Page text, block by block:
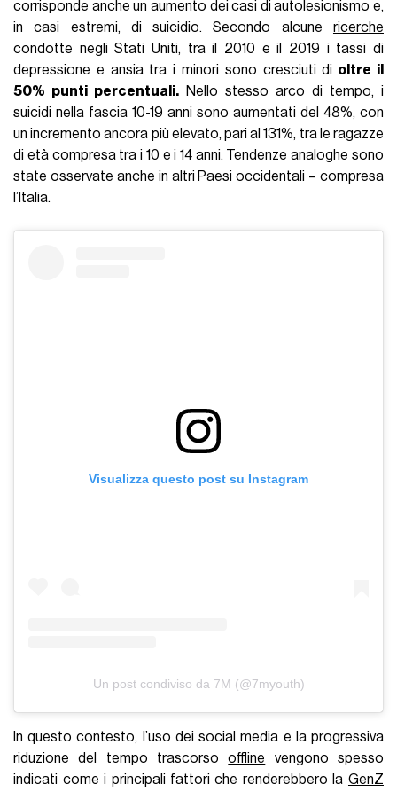
corrisponde anche un aumento dei casi di autolesionismo e,
in casi estremi, di suicidio. Secondo alcune ricerche
condotte negli Stati Uniti, tra il 2010 e il 2019 i tassi di
depressione e ansia tra i minori sono cresciuti di oltre il
50% punti percentuali. Nello stesso arco di tempo, i
suicidi nella fascia 10-19 anni sono aumentati del 48%, con
un incremento ancora più elevato, pari al 131%, tra le ragazze
di età compresa tra i 10 e i 14 anni. Tendenze analoghe sono
state osservate anche in altri Paesi occidentali – compresa
l’Italia.
Visualizza questo post su Instagram
Un post condiviso da 7M (@7myouth)
In questo contesto, l’uso dei social media e la progressiva
riduzione del tempo trascorsooffline vengono spesso
indicati come i principali fattori che renderebbero la GenZ